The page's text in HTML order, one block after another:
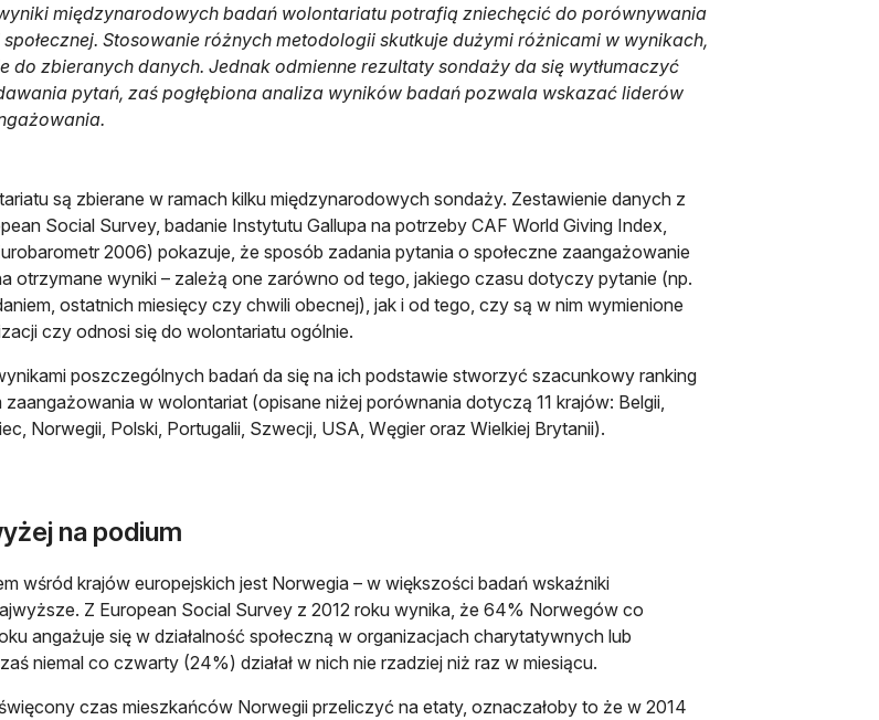
międzynarodowych badań wolontariatu potrafią zniechęcić do porównywania
Stosowanie różnych metodologii skutkuje dużymi różnicami w wynikach,
do zbieranych danych. Jednak odmienne rezultaty sondaży da się wytłumaczyć
pytań, zaś pogłębiona analiza wyników badań pozwala wskazać liderów
są zbierane w ramach kilku międzynarodowych sondaży. Zestawienie danych z
Social Survey, badanie Instytutu Gallupa na potrzeby CAF World Giving Index,
2006) pokazuje, że sposób zadania pytania o społeczne zaangażowanie
otrzymane wyniki – zależą one zarówno od tego, jakiego czasu dotyczy pytanie (np.
ostatnich miesięcy czy chwili obecnej), jak i od tego, czy są w nim wymienione
czy odnosi się do wolontariatu ogólnie.
poszczególnych badań da się na ich podstawie stworzyć szacunkowy ranking
w wolontariat (opisane niżej porównania dotyczą 11 krajów: Belgii,
Norwegii, Polski, Portugalii, Szwecji, USA, Węgier oraz Wielkiej Brytanii).
na podium
wśród krajów europejskich jest Norwegia – w większości badań wskaźniki
Z European Social Survey z 2012 roku wynika, że 64% Norwegów co
angażuje się w działalność społeczną w organizacjach charytatywnych lub
niemal co czwarty (24%) działał w nich nie rzadziej niż raz w miesiącu.
czas mieszkańców Norwegii przeliczyć na etaty, oznaczałoby to że w 2014